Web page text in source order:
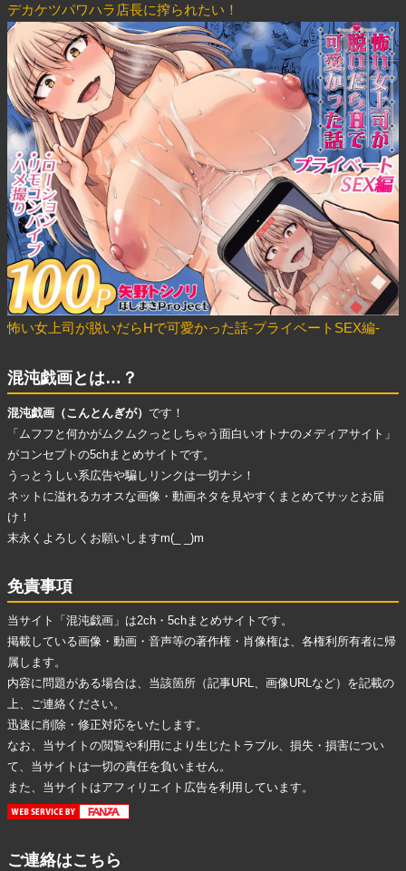
デカケツパワハラ店長に搾られたい！
怖い女上司が脱いだらHで可愛かった話-プライベートSEX編-
混沌戯画とは…？
混沌戯画（こんとんぎが） です！
「ムフフと何かがムクムクっとしちゃう面白いオトナのメディアサイト」
がコンセプトの5chまとめサイトです。
うっとうしい系広告や騙しリンク は一切ナシ！
ネットに溢れるカオスな画像・動画ネタ を見やすくまとめてサッとお届
け！
末永くよろしくお願いしますm(_ _)m
免責事項
当サイト「混沌戯画」は2ch・5chまとめサイトです。
掲載している画像・動画・音声等の著作権・肖像権は、各権利所有者に帰
属します。
内容に問題がある場合は、当該箇所（記事URL、画像URLなど）を記載の
上、ご連絡ください。
迅速に削除・修正対応をいたします。
なお、当サイトの閲覧や利用により生じたトラブル、損失・損害につい
て、当サイトは一切の責任を負いません。
また、当サイトはアフィリエイト広告を利用しています。
ご連絡はこちら